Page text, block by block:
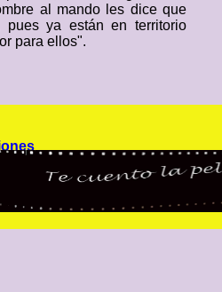
al mando les dice que
pues ya están en territorio
para ellos".